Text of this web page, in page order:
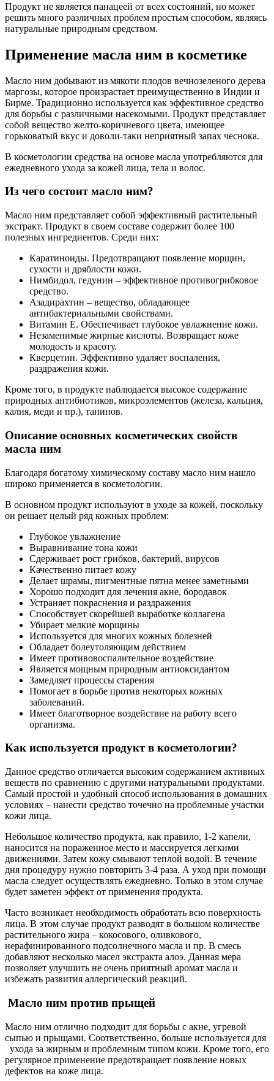
Продукт не является панацеей от всех состояний, но может
решить много различных проблем простым способом, являясь
натуральные природным средством.
Применение масла ним в косметике
Масло ним добывают из мякоти плодов вечнозеленого дерева
маргозы, которое произрастает преимущественно в Индии и
Бирме. Традиционно используется как эффективное средство
для борьбы с различными насекомыми. Продукт представляет
собой вещество желто-коричневого цвета, имеющее
горьковатый вкус и доволи-таки неприятный запах чеснока.
В косметологии средства на основе масла употребляются для
ежедневного ухода за кожей лица, тела и волос.
Из чего состоит масло ним?
Масло ним представляет собой эффективный растительный
экстракт. Продукт в своем составе содержит более 100
полезных ингредиентов. Среди них:
Каратиноиды. Предотвращают появление морщин,
сухости и дряблости кожи.
Нимбидол, гедунин – эффективное противогрибковое
средство.
Азадирахтин – вещество, обладающее
антибактериальными свойствами.
Витамин Е. Обеспечивает глубокое увлажнение кожи.
Незаменимые жирные кислоты. Возвращает коже
молодость и красоту.
Кверцетин. Эффективно удаляет воспаления,
раздражения кожи.
Кроме того, в продукте наблюдается высокое содержание
природных антибиотиков, микроэлементов (железа, кальция,
калия, меди и пр.), танинов.
Описание основных косметических свойств
масла ним
Благодаря богатому химическому составу масло ним нашло
широко применяется в косметологии.
В основном продукт используют в уходе за кожей, поскольку
он решает целый ряд кожных проблем:
Глубокое увлажнение
Выравнивание тона кожи
Сдерживает рост грибков, бактерий, вирусов
Качественно питает кожу
Делает шрамы, пигментные пятна менее заметными
Хорошо подходит для лечения акне, бородавок
Устраняет покраснения и раздражения
Способствует скорейшей выработке коллагена
Убирает мелкие морщины
Используется для многих кожных болезней
Обладает болеутоляющим действием
Имеет противовоспалительное воздействие
Является мощным природным антиоксидантом
Замедляет процессы старения
Помогает в борьбе против некоторых кожных
заболеваний.
Имеет благотворное воздействие на работу всего
организма.
Как используется продукт в косметологии?
Данное средство отличается высоким содержанием активных
веществ по сравнению с другими натуральными продуктами.
Самый простой и удобный способ использования в домашних
условиях – нанести средство точечно на проблемные участки
кожи лица.
Небольшое количество продукта, как правило, 1-2 капели,
наносится на пораженное место и массируется легкими
движениями. Затем кожу смывают теплой водой. В течение
дня процедуру нужно повторить 3-4 раза. А уход при помощи
масла следует осуществлять ежедневно. Только в этом случае
будет заметен эффект от применения продукта.
Часто возникает необходимость обработать всю поверхность
лица. В этом случае продукт разводят в большом количестве
растительного жира – кокосового, оливкового,
нерафинированного подсолнечного масла и пр. В смесь
добавляют несколько масел экстракта алоэ. Данная мера
позволяет улучшить не очень приятный аромат масла и
избежать развития аллергический реакций.
Масло ним против прыщей
Масло ним отлично подходит для борьбы с акне, угревой
сыпью и прыщами. Соответственно, больше используется для
ухода за жирным и проблемным типом кожи. Кроме того, его
регулярное применение предотвращает появление новых
дефектов на коже лица.